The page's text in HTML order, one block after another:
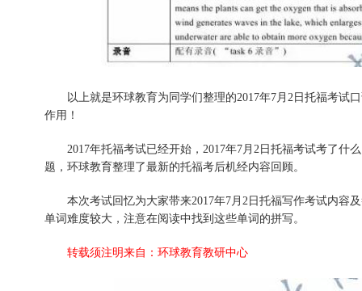
以上就是环球教育为同学们整理的2017年7月2日 托福考试
作用！
2017年托福考试已经开始，2017年7月2日托福考试考了什
题，环球教育整理了最新的托福考后机经内容回顾。
本次考试回忆为大家带来2017年7月2日托福写作考试内容
单词难度较大，注意在阅读中找到这些单词的拼写。
转载须注明来自：环球教育教研中心